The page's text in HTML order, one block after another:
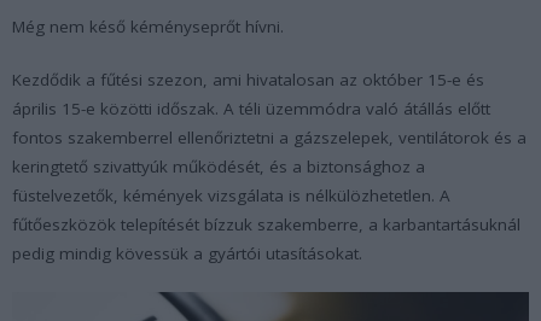
Még nem késő kéményseprőt hívni.
Kezdődik a fűtési szezon, ami hivatalosan az október 15-e és
április 15-e közötti időszak. A téli üzemmódra való átállás előtt
fontos szakemberrel ellenőriztetni a gázszelepek, ventilátorok és a
keringtető szivattyúk működését, és a biztonsághoz a
füstelvezetők, kémények vizsgálata is nélkülözhetetlen. A
fűtőeszközök telepítését bízzuk szakemberre, a karbantartásuknál
pedig mindig kövessük a gyártói utasításokat.